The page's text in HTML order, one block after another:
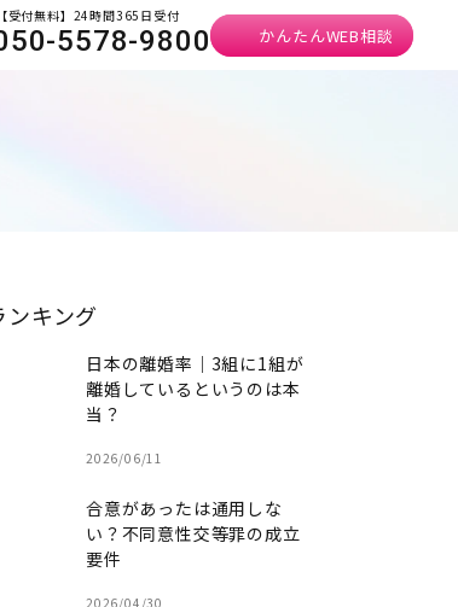
【受付無料】24時間365日受付
5578-9800 かんたんWEB相談
ンキング
日本の離婚率｜3組に1組が
離婚しているというのは本
当？
2026/06/11
合意があったは通用しな
い？不同意性交等罪の成立
要件
2026/04/30